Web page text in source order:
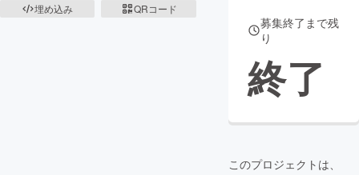
埋め込み
QRコード
募集終了まで残
り
終了
このプロジェクトは、